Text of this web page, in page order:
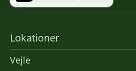
Lokationer
Vejle